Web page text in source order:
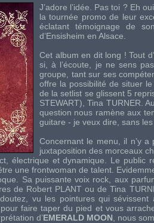
J’adore l’idée. Pas toi ? Eh
la tournée promo de leur
éclatant témoignage de
d’Ensisheim en Alsace.
Cet album en dit long ! Tout
si, à l’écoute, je ne sens
groupe, tant sur ses
offre la possibilité de situer
de la setlist se glissent 5
STEWART),Tina TURNER .
question nous ramène aux
guitare - je veux dire, sans
Concernant le menu, il n’y
juxtaposition des morceaux
électrique et dynamique. Le public
une frontwoman de talent.
Sa puissante voix rock, aux
de Robert PLANT ou deTina
vu les pointures qui
faire taper du pied et vous
d’EMERALD MOON , nous